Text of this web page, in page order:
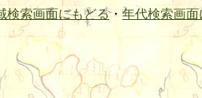
検索画面にもどる・ 年代検索画面